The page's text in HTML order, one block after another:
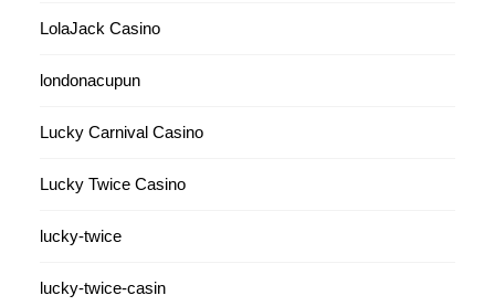
LolaJack Casino
londonacupun
Lucky Carnival Casino
Lucky Twice Casino
lucky-twice
lucky-twice-casin